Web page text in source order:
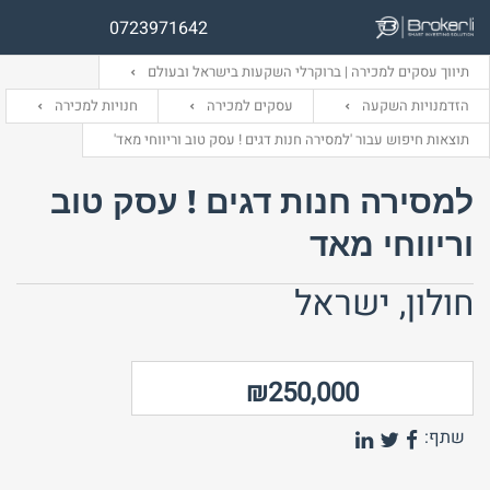
0723971642
שם משתמש (אנגלית)
סיסמה
התחבר באמצעות:
שם משתמש (אנגלית)
אימייל
התחבר באמצעות:
תיווך עסקים למכירה | ברוקרלי השקעות בישראל ובעולם
הזדמנויות השקעה
עסקים למכירה
חנויות למכירה
תוצאות חיפוש עבור 'למסירה חנות דגים ! עסק טוב וריווחי מאד'
למסירה חנות דגים ! עסק טוב
וריווחי מאד
חולון, ישראל
₪250,000
שתף: